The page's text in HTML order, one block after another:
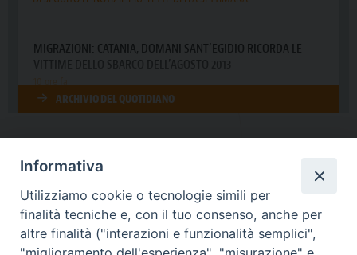
DIOCESI SUBURBICARIA DI ALBANO
Contatti:Tel.: 06.93268401 - Fax.: 06.9323844
E-mail:curia@diocesidialbano.it
Informativa
Utilizziamo cookie o tecnologie simili per
finalità tecniche e, con il tuo consenso, anche per
altre finalità ("interazioni e funzionalità semplici",